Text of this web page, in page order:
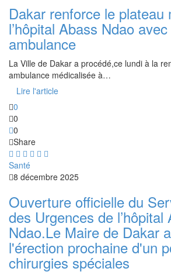
Dakar renforce le plateau
l’hôpital Abass Ndao
ambulance
La Ville de Dakar a procédé,ce lundi à la
ambulance médicalisée à…
Lire l'article
0
0
0
Share
Santé
8 décembre 2025
Ouverture officielle du
des Urgences de l’hôpital
Ndao.Le Maire de Dakar
l'érection prochaine d'un
chirurgies spéciales